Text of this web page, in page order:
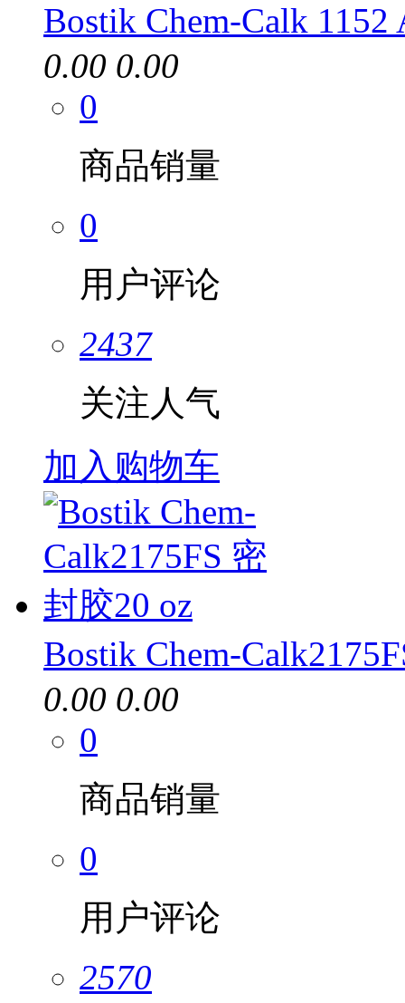
Bostik Chem-Calk
0.00 0.00
0
商品销量
0
用户评论
2437
关注人气
加入购物车
Bostik Chem-
0.00 0.00
0
商品销量
0
用户评论
2570